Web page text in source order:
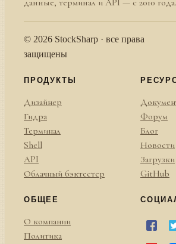
© 2026 StockSharp · все права
защищены
ПРОДУКТЫ
Дизайнер
Гидра
Терминал
Shell
API
Облачный бэктестер
Форум
Блог
Новости
Загрузки
GitHub
ОБЩЕЕ
О компании
Политика